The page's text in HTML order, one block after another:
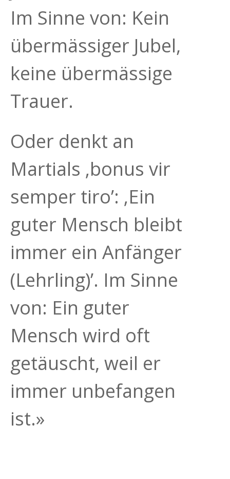
Im Sinne von: Kein
übermässiger Jubel,
keine übermässige
Trauer.
Oder denkt an
Martials ‚bonus vir
semper tiro’: ‚Ein
guter Mensch bleibt
immer ein Anfänger
(Lehrling)’. Im Sinne
von: Ein guter
Mensch wird oft
getäuscht, weil er
immer unbefangen
ist.»